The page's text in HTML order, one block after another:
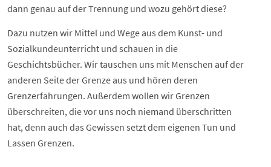
dann genau auf der Trennung und wozu gehört diese?
Dazu nutzen wir Mittel und Wege aus dem Kunst- und
Sozialkundeunterricht und schauen in die
Geschichtsbücher. Wir tauschen uns mit Menschen auf der
anderen Seite der Grenze aus und hören deren
Grenzerfahrungen. Außerdem wollen wir Grenzen
überschreiten, die vor uns noch niemand überschritten
hat, denn auch das Gewissen setzt dem eigenen Tun und
Lassen Grenzen.